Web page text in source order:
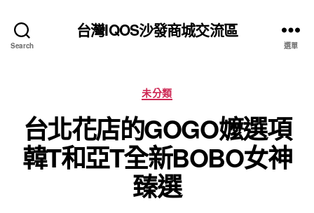
Search
台灣IQOS沙發商城交流區
選單
分
類
未分類
台北花店的GOGO嬤選項
韓T和亞T全新BOBO女神
臻選